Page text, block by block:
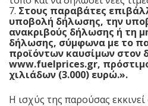
7. Στους παραβάτες
υποβολή δήλωσης, την
ανακριβούς δήλωσης ή τη
δήλωσης, σύμφωνα με το
προϊόντων καυσίμων στον
www.fuelprices.gr,
χιλιάδων (3.000) ευρώ.».
Η ισχύς της παρούσας